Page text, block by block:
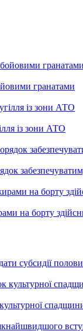
гранатами
із зони АТО
на борту
субсидії